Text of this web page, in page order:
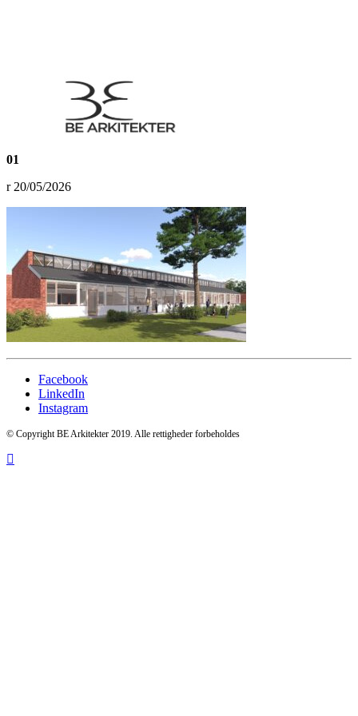
01
20/05/2026
Facebook
LinkedIn
Instagram
© Copyright BE Arkitekter 2019. Alle rettigheder forbeholdes